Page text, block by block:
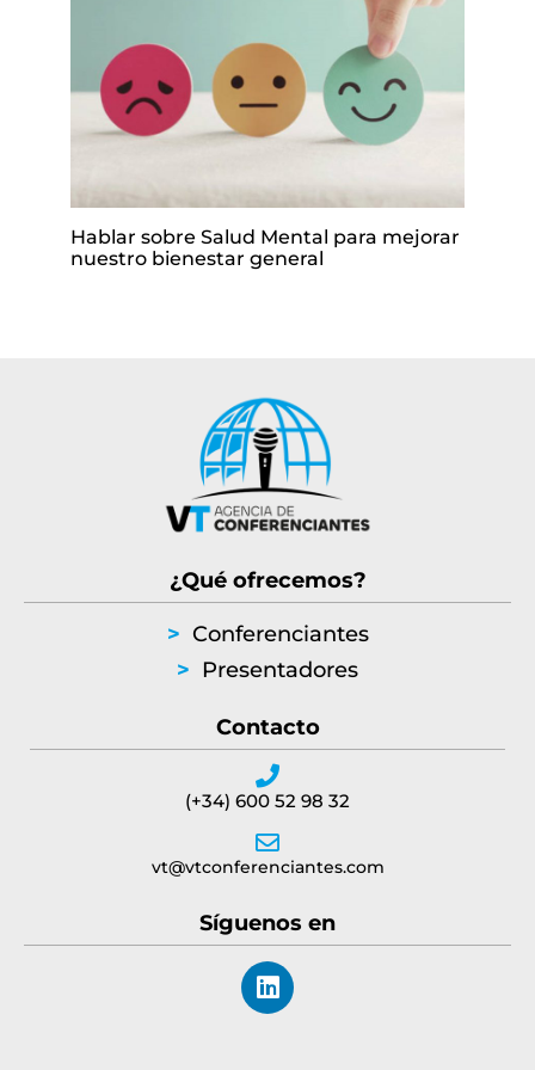
Hablar sobre Salud Mental para mejorar
nuestro bienestar general
¿Qué ofrecemos?
> Conferenciantes
> Presentadores
Contacto
(+34) 600 52 98 32
vt@vtconferenciantes.com
Síguenos en
L
i